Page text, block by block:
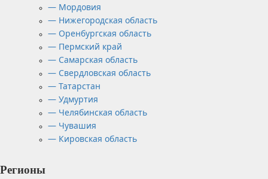
— Мордовия
— Нижегородская область
— Оренбургская область
— Пермский край
— Самарская область
— Свердловская область
— Татарстан
— Удмуртия
— Челябинская область
— Чувашия
— Кировская область
Регионы